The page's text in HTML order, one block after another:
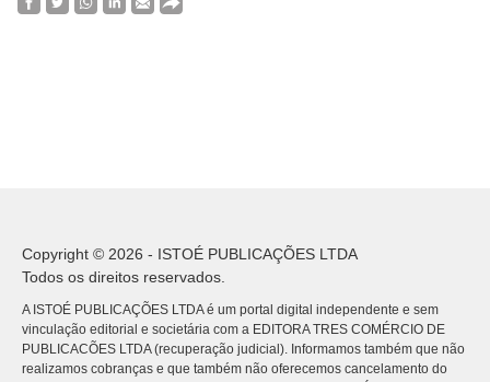
Copyright © 2026 - ISTOÉ PUBLICAÇÕES LTDA
Todos os direitos reservados.
A ISTOÉ PUBLICAÇÕES LTDA é um portal digital independente e sem
vinculação editorial e societária com a EDITORA TRES COMÉRCIO DE
PUBLICACÕES LTDA (recuperação judicial). Informamos também que não
realizamos cobranças e que também não oferecemos cancelamento do